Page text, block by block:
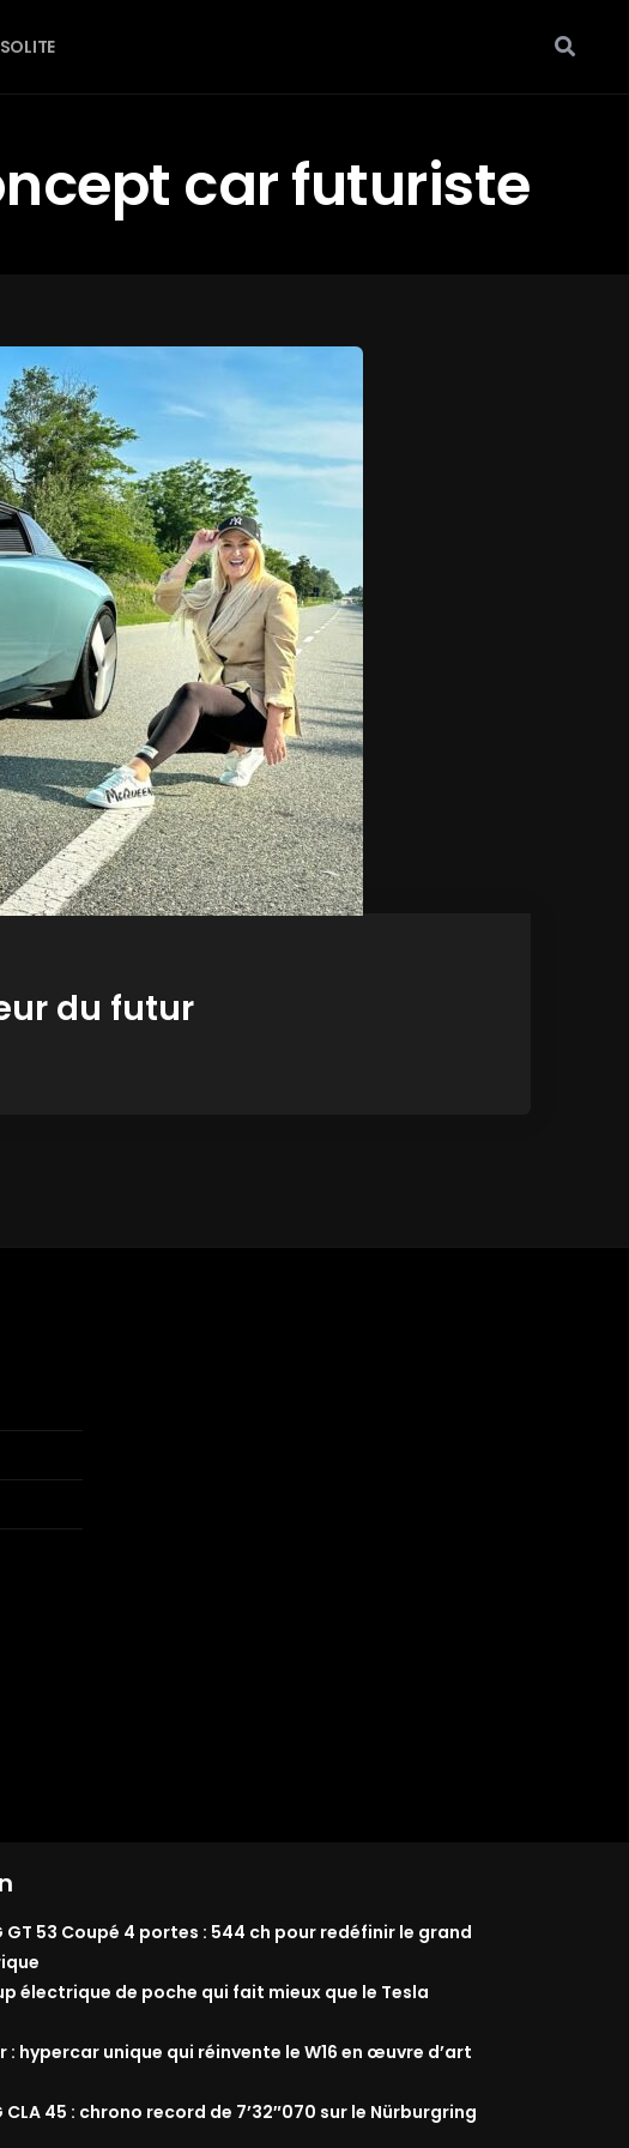
car futuriste
du futur
GT 53 Coupé 4 portes : 544 ch pour redéfinir le grand
électrique de poche qui fait mieux que le Tesla
hypercar unique qui réinvente le W16 en œuvre d’art
45 : chrono record de 7’32″070 sur le Nürburgring